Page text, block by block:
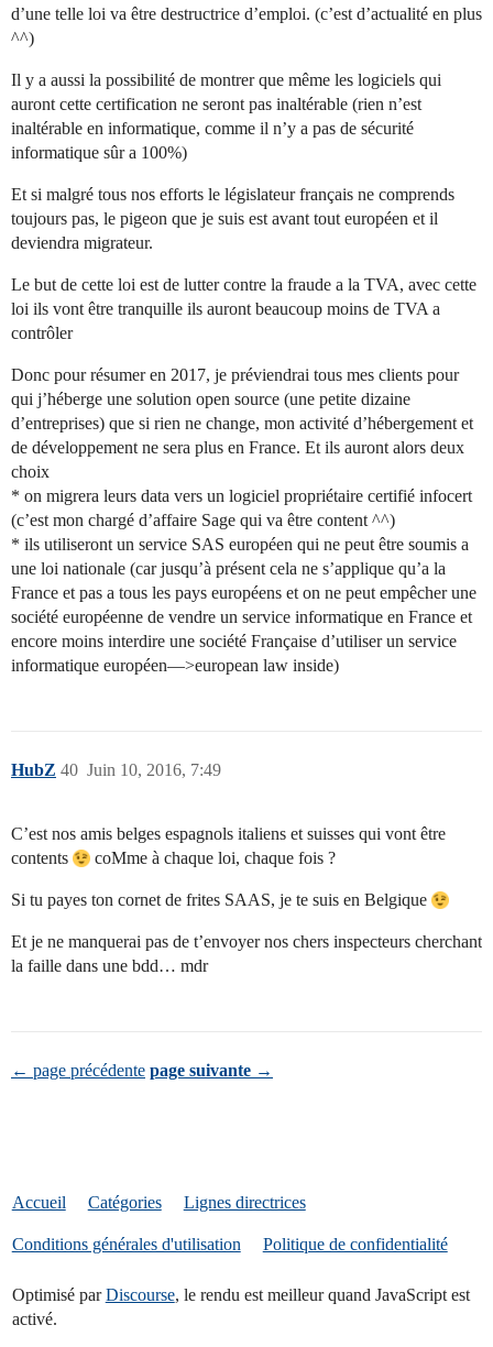
d’une telle loi va être destructrice d’emploi. (c’est d’actualité en plus
^^)
Il y a aussi la possibilité de montrer que même les logiciels qui
auront cette certification ne seront pas inaltérable (rien n’est
inaltérable en informatique, comme il n’y a pas de sécurité
informatique sûr a 100%)
Et si malgré tous nos efforts le législateur français ne comprends
toujours pas, le pigeon que je suis est avant tout européen et il
deviendra migrateur.
Le but de cette loi est de lutter contre la fraude a la TVA, avec cette
loi ils vont être tranquille ils auront beaucoup moins de TVA a
contrôler
Donc pour résumer en 2017, je préviendrai tous mes clients pour
qui j’héberge une solution open source (une petite dizaine
d’entreprises) que si rien ne change, mon activité d’hébergement et
de développement ne sera plus en France. Et ils auront alors deux
choix
* on migrera leurs data vers un logiciel propriétaire certifié infocert
(c’est mon chargé d’affaire Sage qui va être content ^^)
* ils utiliseront un service SAS européen qui ne peut être soumis a
une loi nationale (car jusqu’à présent cela ne s’applique qu’a la
France et pas a tous les pays européens et on ne peut empêcher une
société européenne de vendre un service informatique en France et
encore moins interdire une société Française d’utiliser un service
informatique européen—>european law inside)
HubZ Juin 10, 2016, 7:49
40
C’est nos amis belges espagnols italiens et suisses qui vont être
contents
coMme à chaque loi, chaque fois ?
Si tu payes ton cornet de frites SAAS, je te suis en Belgique
Et je ne manquerai pas de t’envoyer nos chers inspecteurs cherchant
la faille dans une bdd… mdr
← page précédente page suivante →
Accueil Catégories Lignes directrices
Conditions générales d'utilisation Politique de confidentialité
Optimisé parDiscourse, le rendu est meilleur quand JavaScript est
activé.